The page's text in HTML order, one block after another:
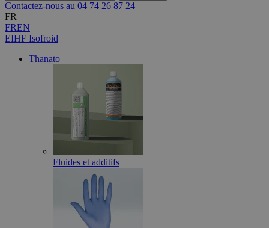
Contactez-nous au 04 74 26 87 24
FR
FREN
EIHF Isofroid
Thanato
Fluides et additifs